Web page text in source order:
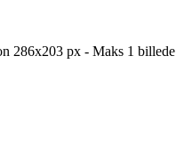
286x203 px - Maks 1 billede